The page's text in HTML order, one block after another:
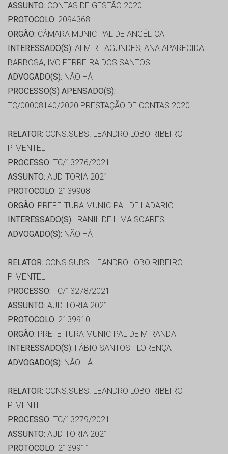
ASSUNTO: CONTAS DE GESTÃO 2020
PROTOCOLO: 2094368
ORGÃO: CÂMARA MUNICIPAL DE ANGÉLICA
INTERESSADO(S): ALMIR FAGUNDES, ANA APARECIDA
BARBOSA, IVO FERREIRA DOS SANTOS
ADVOGADO(S): NÃO HÁ
PROCESSO(S) APENSADO(S):
TC/00008140/2020 PRESTAÇÃO DE CONTAS 2020
RELATOR: CONS.SUBS. LEANDRO LOBO RIBEIRO
PIMENTEL
PROCESSO: TC/13276/2021
ASSUNTO: AUDITORIA 2021
PROTOCOLO: 2139908
ORGÃO: PREFEITURA MUNICIPAL DE LADARIO
INTERESSADO(S): IRANIL DE LIMA SOARES
ADVOGADO(S): NÃO HÁ
RELATOR: CONS.SUBS. LEANDRO LOBO RIBEIRO
PIMENTEL
PROCESSO: TC/13278/2021
ASSUNTO: AUDITORIA 2021
PROTOCOLO: 2139910
ORGÃO: PREFEITURA MUNICIPAL DE MIRANDA
INTERESSADO(S): FÁBIO SANTOS FLORENÇA
ADVOGADO(S): NÃO HÁ
RELATOR: CONS.SUBS. LEANDRO LOBO RIBEIRO
PIMENTEL
PROCESSO: TC/13279/2021
ASSUNTO: AUDITORIA 2021
PROTOCOLO: 2139911